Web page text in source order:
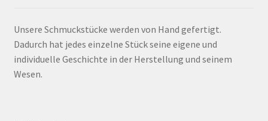
Unsere Schmuckstücke werden von Hand gefertigt.
Dadurch hat jedes einzelne Stück seine eigene und
individuelle Geschichte in der Herstellung und seinem
Wesen.